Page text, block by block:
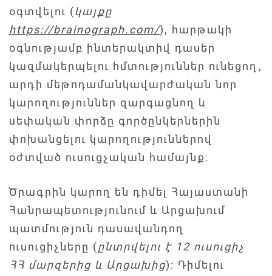
օգտվելու (կայքը
https://brainograph.com/), հարթակի
օգնությամբ ինտերակտիվ դասեր
կազմակերպելու հմտություններ ունեցող,
արդի մեթոդամանկավարժական նոր
կարողություններ զարգացնող և
սեփական փորձը գործընկերներին
փոխանցելու կարողություններով
օժտված ուսուցչական համայնք:
Ծրագրին կարող են դիմել Հայաստանի
Հանրապետությունում և Արցախում
պատմություն դասավանդող
ուսուցիչները (ընտրվելու է 12 ուսուցիչ
ՀՀ մարզերից և Արցախից): Դիմելու